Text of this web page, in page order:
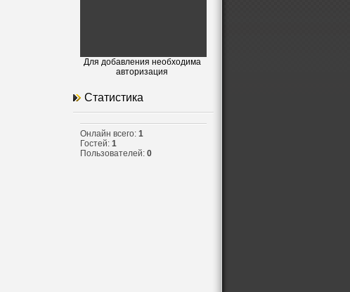
Для добавления необходима
авторизация
Статистика
Онлайн всего: 1
Гостей: 1
Пользователей: 0